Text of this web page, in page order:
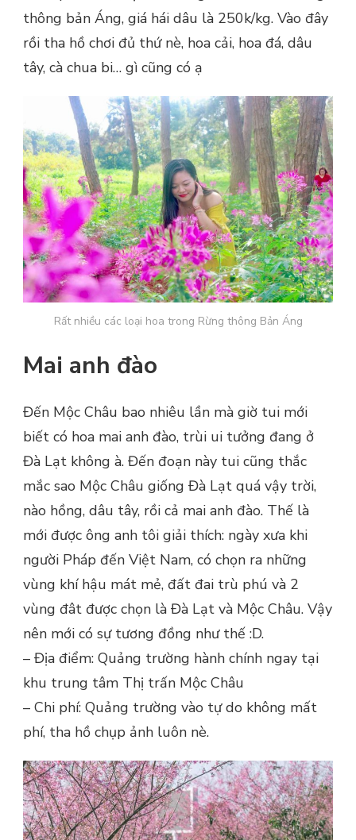
thông bản Áng, giá hái dâu là 250k/kg. Vào đây
rồi tha hồ chơi đủ thứ nè, hoa cải, hoa đá, dâu
tây, cà chua bi… gì cũng có ạ
Rất nhiều các loại hoa trong Rừng thông Bản Áng
Mai anh đào
Đến Mộc Châu bao nhiêu lần mà giờ tui mới
biết có hoa mai anh đào, trùi ui tưởng đang ở
Đà Lạt không à. Đến đoạn này tui cũng thắc
mắc sao Mộc Châu giống Đà Lạt quá vậy trời,
nào hồng, dâu tây, rồi cả mai anh đào. Thế là
mới được ông anh tôi giải thích: ngày xưa khi
người Pháp đến Việt Nam, có chọn ra những
vùng khí hậu mát mẻ, đất đai trù phú và 2
vùng đât được chọn là Đà Lạt và Mộc Châu. Vậy
nên mới có sự tương đồng như thế :D.
– Địa điểm: Quảng trường hành chính ngay tại
khu trung tâm Thị trấn Mộc Châu
– Chi phí: Quảng trường vào tự do không mất
phí, tha hồ chụp ảnh luôn nè.